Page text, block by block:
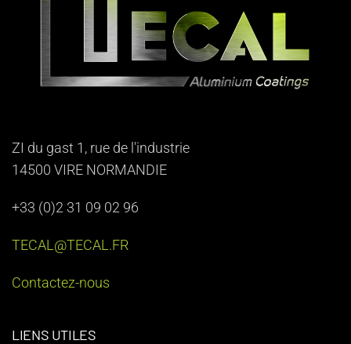
ZI du gast 1, rue de l'industrie
14500 VIRE NORMANDIE
+33 (0)2 31 09 02 96
TECAL@TECAL.FR
Contactez-nous
LIENS UTILES